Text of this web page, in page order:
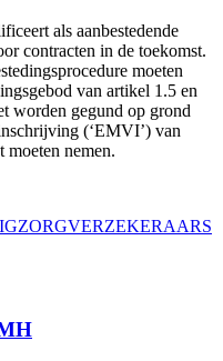
als aanbestedende
contracten in de toekomst.
moeten
van artikel 1.5 en
worden gegund op grond
(‘EMVI’) van
moeten nemen.
ZORGVERZEKERAARS